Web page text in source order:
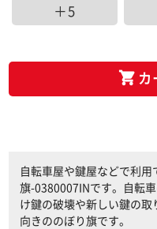
＋5
カ
自転車屋や鍵屋などで利
旗-0380007INです。自転
け鍵の破壊や新しい鍵の
向きののぼり旗です。